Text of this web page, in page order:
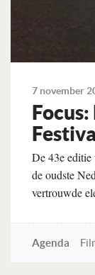
7 november
De 43e
de oudste
vertrouwde
Agenda